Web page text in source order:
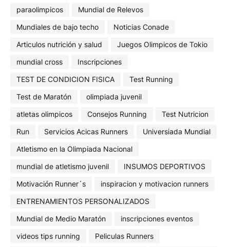
paraolimpicos
Mundial de Relevos
Mundiales de bajo techo
Noticias Conade
Articulos nutrición y salud
Juegos Olimpicos de Tokio
mundial cross
Inscripciones
TEST DE CONDICION FISICA
Test Running
Test de Maratón
olimpiada juvenil
atletas olimpicos
Consejos Running
Test Nutricion
Run
Servicios Acicas Runners
Universiada Mundial
Atletismo en la Olimpiada Nacional
mundial de atletismo juvenil
INSUMOS DEPORTIVOS
Motivación Runner´s
inspiracion y motivacion runners
ENTRENAMIENTOS PERSONALIZADOS
Mundial de Medio Maratón
inscripciones eventos
videos tips running
Peliculas Runners